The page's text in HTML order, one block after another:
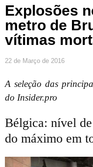
Explosões
metro de
vítimas
22 de Março de 2016
A seleção das
do Insider.pro
Bélgica: nível
do máximo em